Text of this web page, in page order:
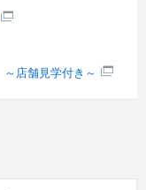
店舗見学付き～